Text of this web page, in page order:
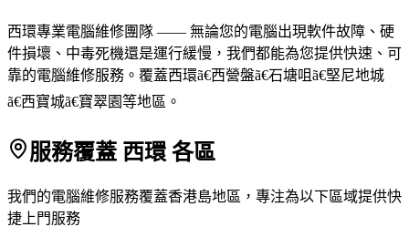
西環專業電腦維修團隊 —— 無論您的電腦出現軟件故障、硬
件損壞、中毒死機還是運行緩慢，我們都能為您提供快速、可
靠的電腦維修服務。覆蓋西環ã€西營盤ã€石塘咀ã€堅尼地城
ã€西寶城ã€寶翠園等地區。
服務覆蓋 西環 各區
我們的電腦維修服務覆蓋香港島地區，專注為以下區域提供快
捷上門服務